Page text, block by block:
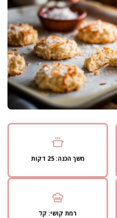
משך הכנה: 25 דקות
רמת קושי: קל